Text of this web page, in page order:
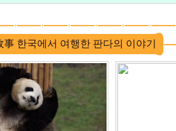
한국에서 여행한 판다의 이야기